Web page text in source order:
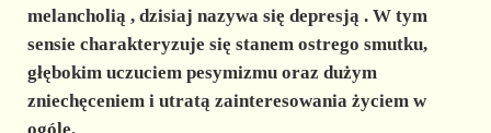
melancholią, dzisiaj nazywa się depresją. W tym
sensie charakteryzuje się stanem ostrego smutku,
głębokim uczuciem pesymizmu oraz dużym
zniechęceniem i utratą zainteresowania życiem w